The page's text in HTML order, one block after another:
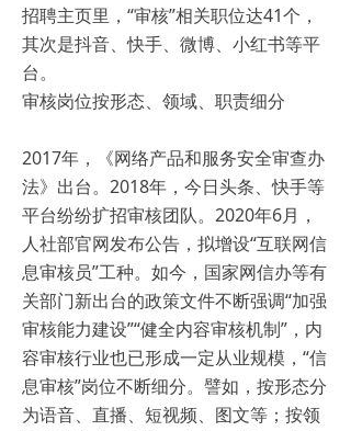
招聘主页里，“审核”相关职位达41个，
其次是抖音、快手、微博、小红书等平
台。
审核岗位按形态、领域、职责细分
2017年，《网络产品和服务安全审查办
法》出台。2018年，今日头条、快手等
平台纷纷扩招审核团队。2020年6月，
人社部官网发布公告，拟增设“互联网信
息审核员”工种。如今，国家网信办等有
关部门新出台的政策文件不断强调“加强
审核能力建设”“健全内容审核机制”，内
容审核行业也已形成一定从业规模，“信
息审核”岗位不断细分。譬如，按形态分
为语音、直播、短视频、图文等；按领